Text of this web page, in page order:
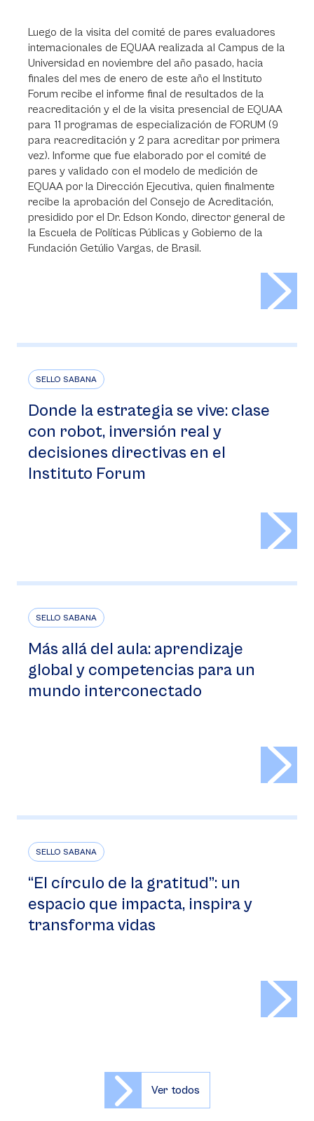
Luego de la visita del comité de pares evaluadores
internacionales de EQUAA realizada al Campus de la
Universidad en noviembre del año pasado, hacia
finales del mes de enero de este año el Instituto
Forum recibe el informe final de resultados de la
reacreditación y el de la visita presencial de EQUAA
para 11 programas de especialización de FORUM (9
para reacreditación y 2 para acreditar por primera
vez). Informe que fue elaborado por el comité de
pares y validado con el modelo de medición de
EQUAA por la Dirección Ejecutiva, quien finalmente
recibe la aprobación del Consejo de Acreditación,
presidido por el Dr. Edson Kondo, director general de
la Escuela de Políticas Públicas y Gobierno de la
Fundación Getúlio Vargas, de Brasil.
SELLO SABANA
Donde la estrategia se vive: clase
con robot, inversión real y
decisiones directivas en el
Instituto Forum
SELLO SABANA
Más allá del aula: aprendizaje
global y competencias para un
mundo interconectado
SELLO SABANA
“El círculo de la gratitud”: un
espacio que impacta, inspira y
transforma vidas
Ver todos